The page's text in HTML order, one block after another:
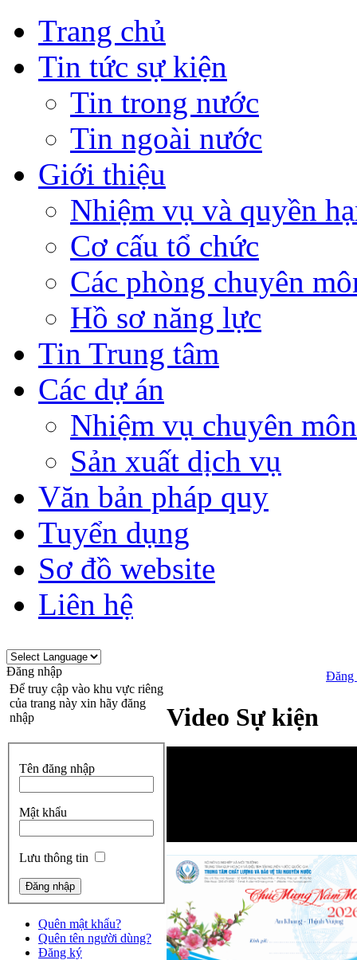
Trang chủ
Tin tức sự kiện
Tin trong nước
Tin ngoài nước
Giới thiệu
Nhiệm vụ và quyền
Cơ cấu tổ chức
Các phòng chuyên
Hồ sơ năng lực
Tin Trung tâm
Các dự án
Nhiệm vụ chuyên môn
Sản xuất dịch vụ
Văn bản pháp quy
Tuyển dụng
Sơ đồ website
Liên hệ
Đăng nhập
Để truy cập vào khu vực riêng
của trang này xin hãy đăng
nhập
Tên đăng nhập
Mật khẩu
Lưu thông tin
Quên mật khẩu?
Quên tên người dùng?
Đăng ký
Đăng
Video Sự kiện